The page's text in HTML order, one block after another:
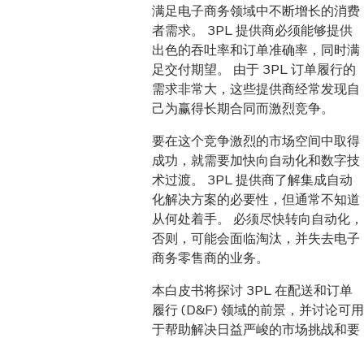
满足电子商务领域中不断增长的消费
者需求。 3PL 提供商必须能够提供
出色的吞吐率和订单准确率，同时满
足交付期望。 由于 3PL 订单履行的
需求非常大，这些提供商经常发现自
己为赢得长期合同而激烈竞争。
要在这个竞争激烈的市场空间中取得
成功，就需要加快向自动化和数字技
术过渡。 3PL 提供商了解集成自动
化解决方案的必要性，但通常不知道
从何处着手。 必须尽快转向自动化，
否则，可能会面临淘汰，并失去电子
商务零售商的业务。
本白皮书将探讨 3PL 在配送和订单
履行 (D&F) 领域的前景，并讨论可用
于帮助解决日益严峻的市场挑战和要